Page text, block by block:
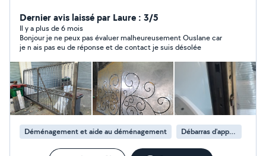
chantier.. Équipe de déménagement avec matériels
Dernier avis laissé par Laure : 3/5
Il y a plus de 6 mois
Bonjour je ne peux pas évaluer malheureusement Ouslane car
je n ais pas eu de réponse et de contact je suis désolée
Déménagement et aide au déménagement Débarras d'appartement